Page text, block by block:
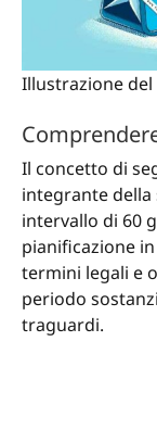
Illustrazione
Il concetto di
integrante
intervallo di 60
pianificazione
termini legali e
periodo
traguardi.